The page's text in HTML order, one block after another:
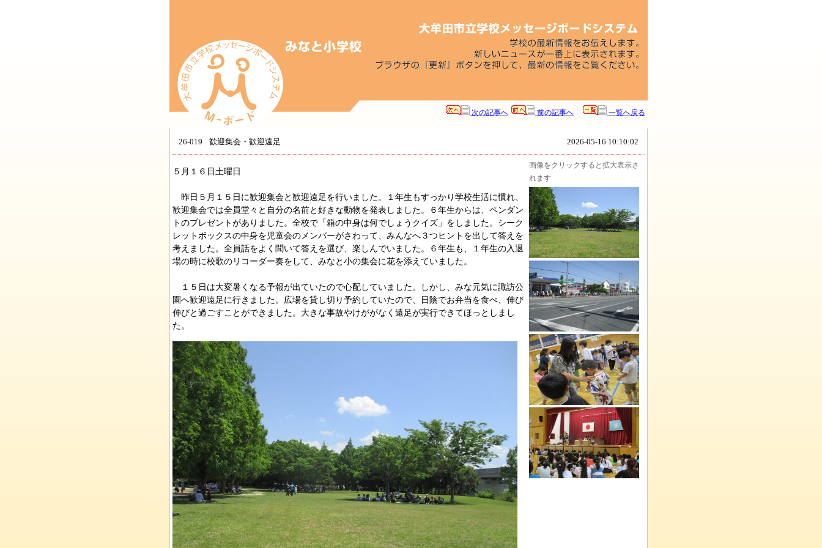
次の記事へ 前の記事へ 一覧へ戻る
26-019 歓迎集会・歓迎遠足 2026-05-16 10:10:02
５月１６日土曜日
昨日５月１５日に歓迎集会と歓迎遠足を行いました。１年生もすっかり学校生活に慣れ、
歓迎集会では全員堂々と自分の名前と好きな動物を発表しました。６年生からは、ペンダン
トのプレゼントがありました。全校で「箱の中身は何でしょうクイズ」をしました。シーク
レットボックスの中身を児童会のメンバーがさわって、みんなへ３つヒントを出して答えを
考えました。全員話をよく聞いて答えを選び、楽しんでいました。６年生も、１年生の入退
場の時に校歌のリコーダー奏をして、みなと小の集会に花を添えていました。
１５日は大変暑くなる予報が出ていたので心配していました。しかし、みな元気に諏訪公
園へ歓迎遠足に行きました。広場を貸し切り予約していたので、日陰でお弁当を食べ、伸び
伸びと過ごすことができました。大きな事故やけががなく遠足が実行できてほっとしまし
た。
画像をクリックすると拡大表示さ
れます